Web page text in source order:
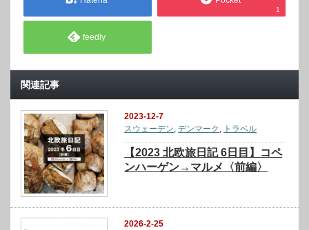
1
feedly
関連記事
2023-12-7
スウェーデン ,デンマーク トラベル
【2023 北欧旅日記 6日目】コペ
ンハーゲン→マルメ〈前編〉
2026-2-25